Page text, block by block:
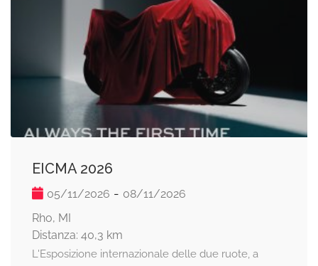
EICMA 2026
05/11/2026 - 08/11/2026
Rho, MI
Distanza: 40,3 km
L'Esposizione internazionale delle due ruote, a